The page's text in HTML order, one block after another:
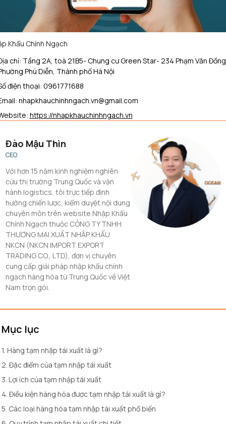
Khẩu Chính Ngạch
chỉ: Tầng 2A, toà 21B5- Chung cư Green Star- 234 Phạm Văn
Phú Diễn, Thành phố Hà Nội
điện thoại: 0961771688
nhapkhauchinhngach.vn@gmail.com
https://nhapkhauchinhngach.vn
Đào Mậu Thìn
CEO
Với hơn 15 năm kinh nghiệm nghiên
cứu thị trường Trung Quốc và vận
hành logistics, tôi trực tiếp định
hướng chiến lược, kiểm duyệt nội dung
chuyên môn trên website Nhập Khẩu
Chính Ngạch thuộc CÔNG TY TNHH
THƯƠNG MẠI XUẤT NHẬP KHẨU
NKCN (NKCN IMPORT EXPORT
TRADING CO., LTD), đơn vị chuyên
cung cấp giải pháp nhập khẩu chính
ngạch hàng hóa từ Trung Quốc về Việt
Nam trọn gói.
Mục lục
1. Hàng tạm nhập tái xuất là gì?
2. Đặc điểm của tạm nhập tái xuất
3. Lợi ích của tạm nhập tái xuất
4. Điều kiện hàng hóa được tạm nhập tái xuất là gì?
5. Các loại hàng hóa tạm nhập tái xuất phổ biến